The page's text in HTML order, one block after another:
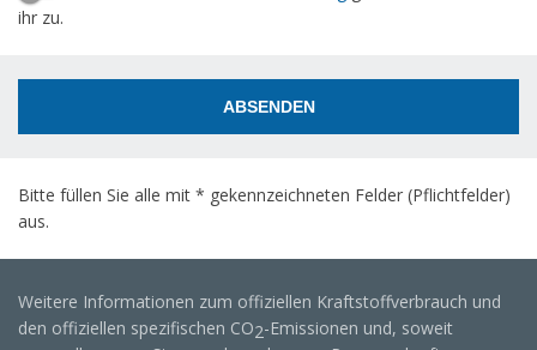
ihr zu.
ABSENDEN
Bitte füllen Sie alle mit * gekennzeichneten Felder (Pflichtfelder)
aus.
Weitere Informationen zum offiziellen Kraftstoffverbrauch und
den offiziellen spezifischen CO2-Emissionen und, soweit